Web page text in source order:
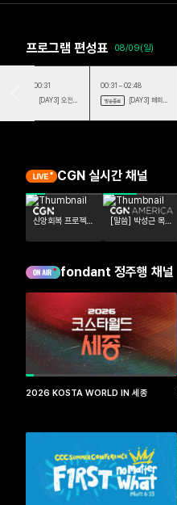
프로그램 편성표 08/09(일)
22:31 ~ 00:31
[DAY3] 오전예
00:31 ~ 02:48
방송종료
[DAY3] 폐회예
CGN 실시간 채널
신앙회복 프로젝트
[말씀] 박성근 목사
fondant 정주행 채널
2026 KOSTA WORLD IN 세종